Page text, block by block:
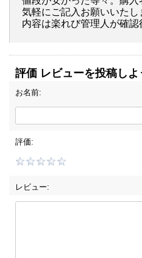
気軽にご記入お願いいた
内容は楽れび管理人が確認
評価 レビューを投稿しよ
お名前:
評価:
レビュー: